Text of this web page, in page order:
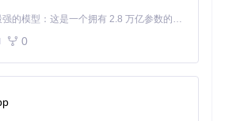
高质量数据集
Kimi K3 是Kimi能力最强的模型：这是一个拥有 2.8 万亿参数的混合专家（MoE）模型，具备原生视觉理解能力，并支持 100 万 token 的上下文窗口。
0